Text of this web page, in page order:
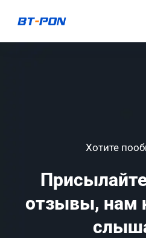
П
Хотите
отзывы, нам